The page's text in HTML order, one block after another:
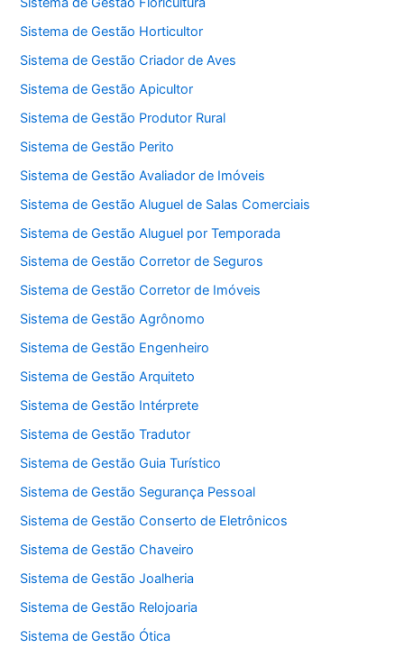
Sistema de Gestão Horticultor
Sistema de Gestão Criador de Aves
Sistema de Gestão Apicultor
Sistema de Gestão Produtor Rural
Sistema de Gestão Perito
Sistema de Gestão Avaliador de Imóveis
Sistema de Gestão Aluguel de Salas Comerciais
Sistema de Gestão Aluguel por Temporada
Sistema de Gestão Corretor de Seguros
Sistema de Gestão Corretor de Imóveis
Sistema de Gestão Agrônomo
Sistema de Gestão Engenheiro
Sistema de Gestão Arquiteto
Sistema de Gestão Intérprete
Sistema de Gestão Tradutor
Sistema de Gestão Guia Turístico
Sistema de Gestão Segurança Pessoal
Sistema de Gestão Conserto de Eletrônicos
Sistema de Gestão Chaveiro
Sistema de Gestão Joalheria
Sistema de Gestão Relojoaria
Sistema de Gestão Ótica